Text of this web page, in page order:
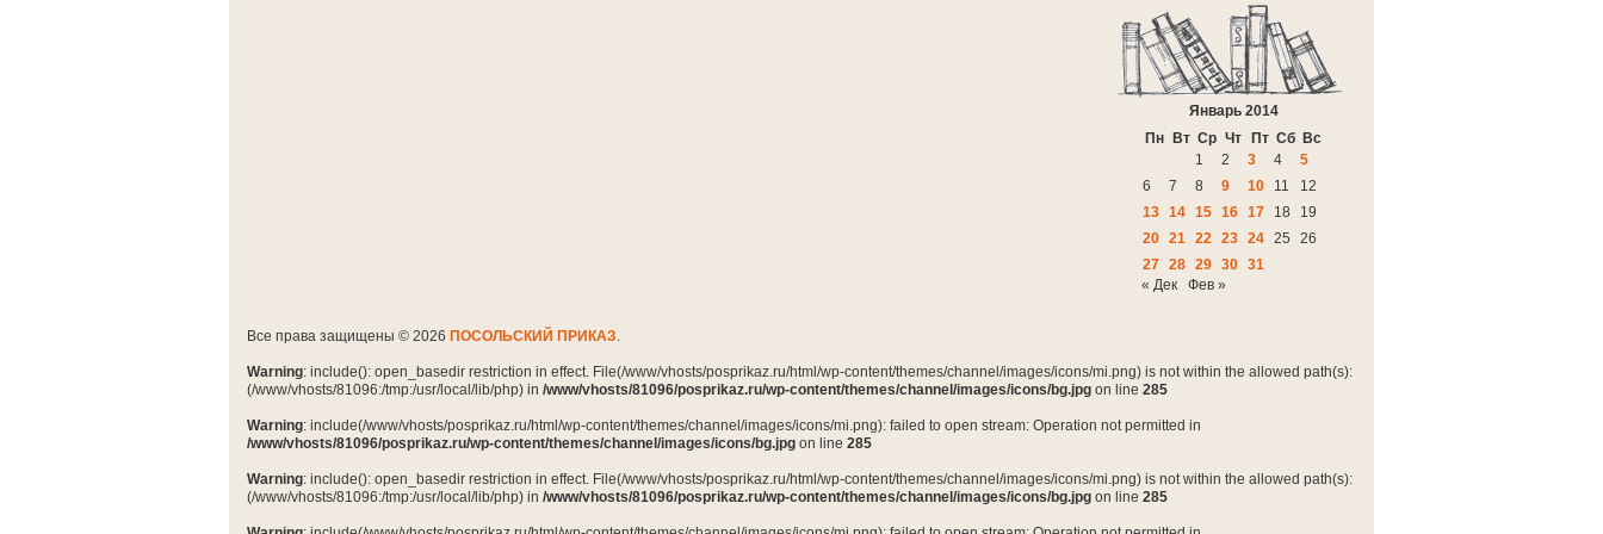
Январь 2014
Пн
Вт Ср Чт Пт Сб Вс
1
2 3 4
5
6
7 8 9 10 11
12
13 14 15 16 17 18
19
20 21 22 23 24 25
26
27 28 29 30 31
« Дек
Фев »
Все права защищены © 2026 ПОСОЛЬСКИЙ ПРИКАЗ.
Warning: include(): open_basedir restriction in effect. File(/www/vhosts/posprikaz.ru/html/wp-content/themes/channel/images/icons/mi.png) is not within the allowed path(s):
(/www/vhosts/81096:/tmp:/usr/local/lib/php) in /www/vhosts/81096/posprikaz.ru/wp-content/themes/channel/images/icons/bg.jpg on line 285
Warning: include(/www/vhosts/posprikaz.ru/html/wp-content/themes/channel/images/icons/mi.png): failed to open stream: Operation not permitted in
/www/vhosts/81096/posprikaz.ru/wp-content/themes/channel/images/icons/bg.jpg on line 285
Warning: include(): open_basedir restriction in effect. File(/www/vhosts/posprikaz.ru/html/wp-content/themes/channel/images/icons/mi.png) is not within the allowed path(s):
(/www/vhosts/81096:/tmp:/usr/local/lib/php) in /www/vhosts/81096/posprikaz.ru/wp-content/themes/channel/images/icons/bg.jpg on line 285